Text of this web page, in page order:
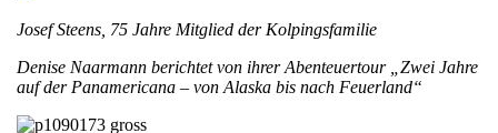
Josef Steens, 75 Jahre Mitglied der Kolpingsfamilie
Denise Naarmann berichtet von ihrer Abenteuertour „Zwei Jahre
auf der Panamericana – von Alaska bis nach Feuerland“